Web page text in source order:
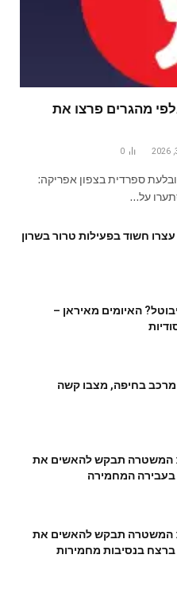
מהגרים פרצו את
0
ספרדית בצפון אפריקה:
על…
עצרו חשוד בפעילות טרור בשרון
האיומים מאיראן –
מרכב בחיפה, מצבו קשה
המשטרה תבקש להאשים את
בעבירה המחמירה
המשטרה תבקש להאשים את
בנסיבות מחמירות